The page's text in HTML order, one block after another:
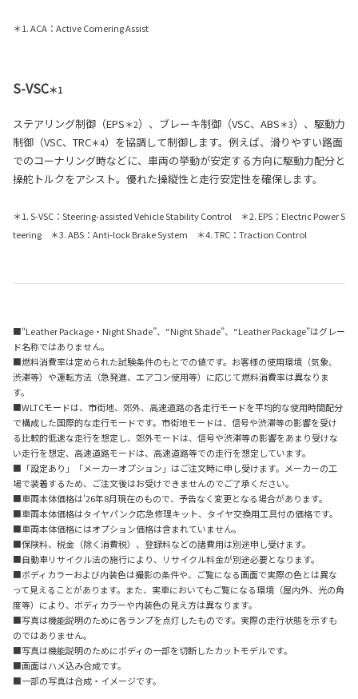
＊1. ACA：Active Cornering Assist
S-VSC＊1
ステアリング制御（EPS＊2）、ブレーキ制御（VSC、ABS＊3）、駆動力
制御（VSC、TRC＊4）を協調して制御します。例えば、滑りやすい路面
でのコーナリング時などに、車両の挙動が安定する方向に駆動力配分と
操舵トルクをアシスト。優れた操縦性と走行安定性を確保します。
＊1. S-VSC：Steering-assisted Vehicle Stability Control ＊2. EPS：Electric Power S
teering ＊3. ABS：Anti-lock Brake System ＊4. TRC：Traction Control
■“Leather Package・Night Shade”、“Night Shade”、“Leather Package”はグレー
ド名称ではありません。
■燃料消費率は定められた試験条件のもとでの値です。お客様の使用環境（気象、
渋滞等）や運転方法（急発進、エアコン使用等）に応じて燃料消費率は異なりま
す。
■WLTCモードは、市街地、郊外、高速道路の各走行モードを平均的な使用時間配分
で構成した国際的な走行モードです。市街地モードは、信号や渋滞等の影響を受け
る比較的低速な走行を想定し、郊外モードは、信号や渋滞等の影響をあまり受けな
い走行を想定、高速道路モードは、高速道路等での走行を想定しています。
■「設定あり」「メーカーオプション」はご注文時に申し受けます。メーカーの工
場で装着するため、ご注文後はお受けできませんのでご了承ください。
■車両本体価格は'26年8月現在のもので、予告なく変更となる場合があります。
■車両本体価格はタイヤパンク応急修理キット、タイヤ交換用工具付の価格です。
■車両本体価格にはオプション価格は含まれていません。
■保険料、税金（除く消費税）、登録料などの諸費用は別途申し受けます。
■自動車リサイクル法の施行により、リサイクル料金が別途必要となります。
■ボディカラーおよび内装色は撮影の条件や、ご覧になる画面で実際の色とは異な
って見えることがあります。また、実車においてもご覧になる環境（屋内外、光の角
度等）により、ボディカラーや内装色の見え方は異なります。
■写真は機能説明のために各ランプを点灯したものです。実際の走行状態を示すも
のではありません。
■写真は機能説明のためにボディの一部を切断したカットモデルです。
■画面はハメ込み合成です。
■一部の写真は合成・イメージです。